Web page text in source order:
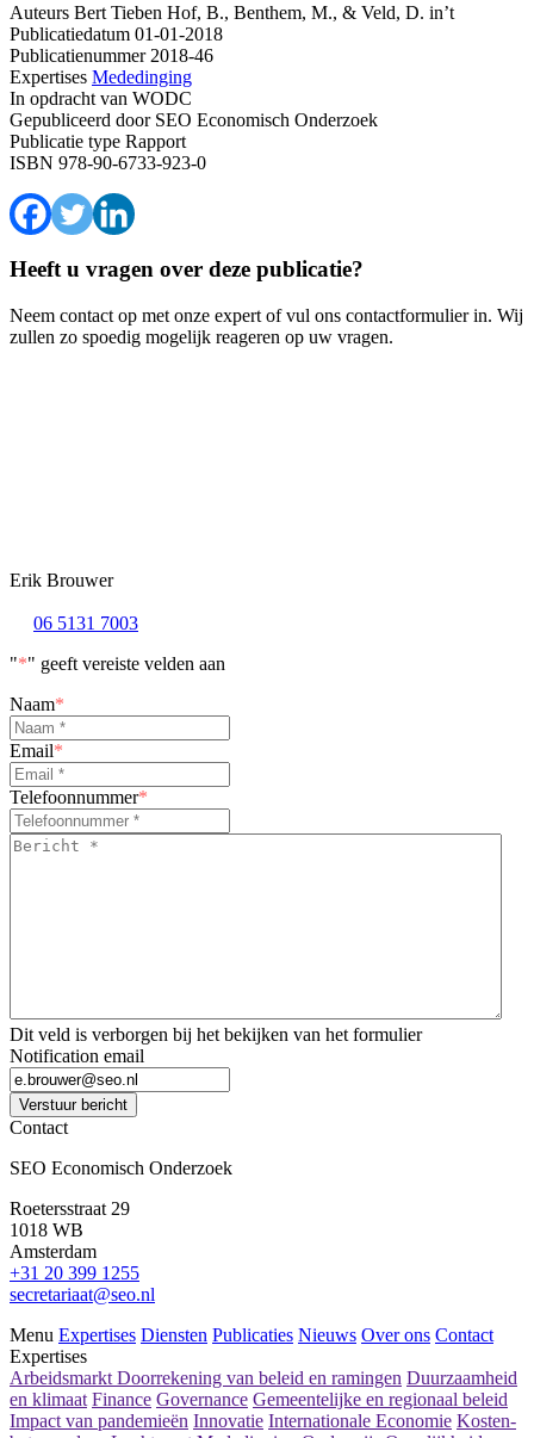
Auteurs Bert Tieben Hof, B., Benthem, M., & Veld, D. in’t
Publicatiedatum 01-01-2018
Publicatienummer2018-46
Expertises Mededinging
In opdracht van WODC
Gepubliceerd doorSEO Economisch Onderzoek
Publicatie type Rapport
ISBN 978-90-6733-923-0
Heeft u vragen over deze publicatie?
Neem contact op met onze expert of vul ons contactformulier in. Wij
zullen zo spoedig mogelijk reageren op uw vragen.
Erik Brouwer
06 5131 7003
"*" geeft vereiste velden aan
Naam*
Email*
Telefoonnummer*
Bericht
Dit veld is verborgen bij het bekijken van het formulier
Notification email
Verstuur bericht
Contact
SEO Economisch Onderzoek
Roetersstraat 29
1018 WB
Amsterdam
+31 20 399 1255
secretariaat@seo.nl
Menu Expertises Diensten Publicaties Nieuws Over ons Contact
Expertises
Arbeidsmarkt Doorrekening van beleid en ramingen Duurzaamheid
en klimaat Finance Governance Gemeentelijke en regionaal beleid
Impact van pandemieën Innovatie Internationale Economie Kosten-